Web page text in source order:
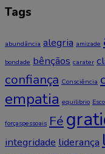
Tags
abundância alegria amizade
bondade bênçãos carater
confiança Consciência
empatia equilibrio
forçaspessoais Fé
integridade liderança